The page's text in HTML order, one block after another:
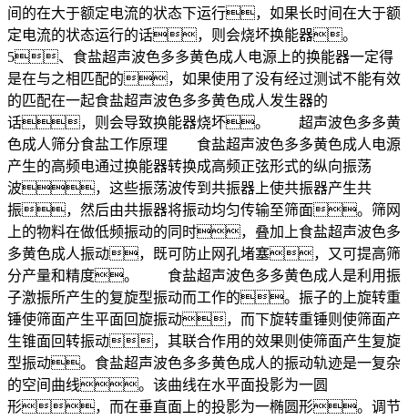
间的在大于额定电流的状态下运行，如果长时间在大于额
定电流的状态运行的话，则会烧坏换能器。
5、食盐超声波色多多黄色成人电源上的换能器一定得
是在与之相匹配的，如果使用了没有经过测试不能有效
的匹配在一起食盐超声波色多多黄色成人发生器的
话，则会导致换能器烧坏。 超声波色多多黄
色成人筛分食盐工作原理 食盐超声波色多多黄色成人电源
产生的高频电通过换能器转换成高频正弦形式的纵向振荡
波，这些振荡波传到共振器上使共振器产生共
振，然后由共振器将振动均匀传输至筛面。筛网
上的物料在做低频振动的同时，叠加上食盐超声波色多
多黄色成人振动，既可防止网孔堵塞，又可提高筛
分产量和精度。 食盐超声波色多多黄色成人是利用振
子激振所产生的复旋型振动而工作的。振子的上旋转重
锤使筛面产生平面回旋振动，而下旋转重锤则使筛面产
生锥面回转振动，其联合作用的效果则使筛面产生复旋
型振动。食盐超声波色多多黄色成人的振动轨迹是一复杂
的空间曲线。该曲线在水平面投影为一圆
形，而在垂直面上的投影为一椭圆形。调节